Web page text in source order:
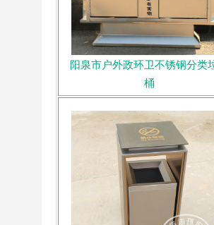
阳泉市户外政环卫不锈钢分类
桶